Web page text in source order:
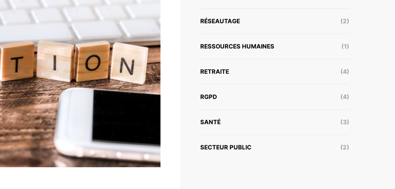
RÉSEAUTAGE (2)
RESSOURCES HUMAINES (1)
RETRAITE (4)
RGPD (4)
SANTÉ (3)
SECTEUR PUBLIC (2)